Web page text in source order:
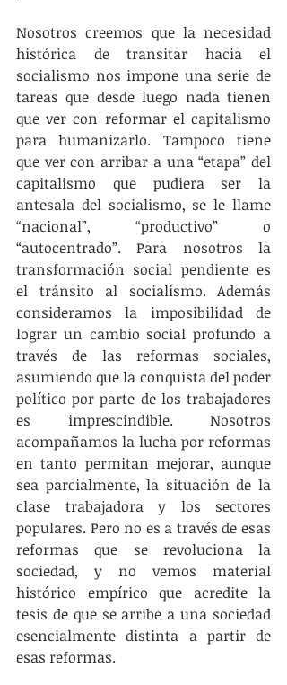
Nosotros creemos que la necesidad
histórica de transitar hacia el
socialismo nos impone una serie de
tareas que desde luego nada tienen
que ver con reformar el capitalismo
para humanizarlo. Tampoco tiene
que ver con arribar a una “etapa” del
capitalismo que pudiera ser la
antesala del socialismo, se le llame
“nacional”, “productivo” o
“autocentrado”. Para nosotros la
transformación social pendiente es
el tránsito al socialismo. Además
consideramos la imposibilidad de
lograr un cambio social profundo a
través de las reformas sociales,
asumiendo que la conquista del poder
político por parte de los trabajadores
es imprescindible. Nosotros
acompañamos la lucha por reformas
en tanto permitan mejorar, aunque
sea parcialmente, la situación de la
clase trabajadora y los sectores
populares. Pero no es a través de esas
reformas que se revoluciona la
sociedad, y no vemos material
histórico empírico que acredite la
tesis de que se arribe a una sociedad
esencialmente distinta a partir de
esas reformas.